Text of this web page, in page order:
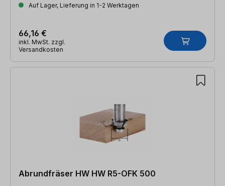
Auf Lager, Lieferung in 1-2 Werktagen
66,16 €
inkl. MwSt. zzgl.
Versandkosten
Abrundfräser HW HW R5-OFK 500